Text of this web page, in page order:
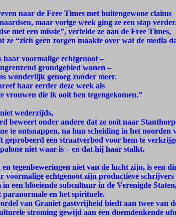
naar de Free Times met buitengewone claims
maar vorige week ging ze een stap
met een missie”, vertelde ze aan de Free Times,
ze “zich geen zorgen maakte over wat de media
voormalige echtgenoot –
grondgebied wonen –
wonderlijk genoeg zonder meer.
haar eerder deze week als
vrouwen die ik ooit ben tegengekomen.”
wederzijds,
beweert onder andere dat ze ooit naar
te ontsnappen, na hun scheiding in het noorden
geprobeerd een straatverbod voor hem te
niet waar is – en dat hij haar stalkt.
tegenbeweringen niet van de lucht zijn, is een
voormalige echtgenoot zijn productieve schrijvers
een bloeiende subcultuur in de Verenigde
paranormale en het spirituele.
van Graniet gastvrijheid biedt aan twee van
stroming gewijd aan een doemdenkende